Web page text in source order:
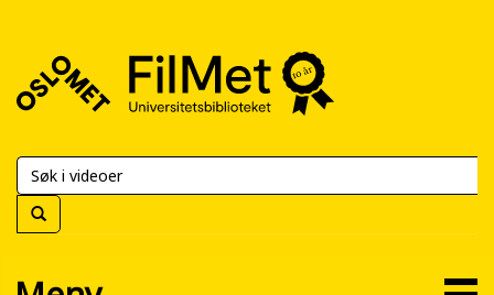
FilMet
Universitetsbiblioteket